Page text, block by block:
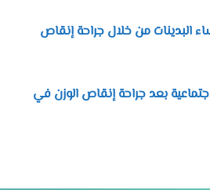
البدينات من خلال جراحة إنقاص
بعد جراحة إنقاص الوزن في